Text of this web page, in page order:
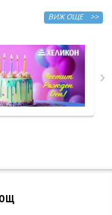
ВИЖ ОЩЕ >>